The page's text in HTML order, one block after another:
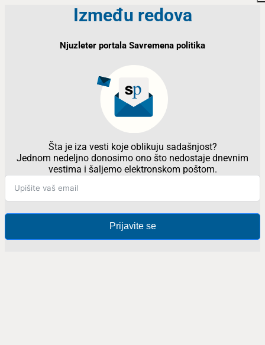
Između redova
Njuzleter portala Savremena politika
Šta je iza vesti koje oblikuju sadašnjost?
Jednom nedeljno donosimo ono što nedostaje dnevnim
vestima i šaljemo elektronskom poštom.
Prijavite se